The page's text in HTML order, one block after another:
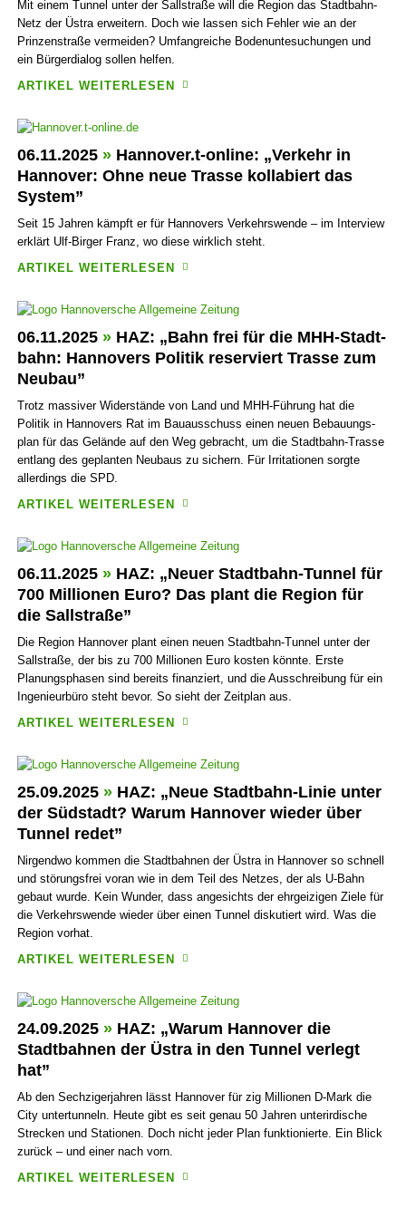
Mit einem Tunnel unter der Sall­straße will die Region das Stadt­bahn-
Netz der Üstra erweitern. Doch wie lassen sich Fehler wie an der
Prinzen­straße vermeiden? Umfang­reiche Boden­unte­suchungen und
ein Bürger­dialog sollen helfen.
ARTIKEL WEITERLESEN
06.11.2025 » Hannover.t-online: „Verkehr in
Hannover: Ohne neue Trasse kollabiert das
System”
Seit 15 Jahren kämpft er für Hannovers Verkehrs­wende – im Inter­view
erklärt Ulf-Birger Franz, wo diese wirk­lich steht.
ARTIKEL WEITERLESEN
06.11.2025 » HAZ: „Bahn frei für die MHH-Stadt­
bahn: Hannovers Politik reserviert Trasse zum
Neubau”
Trotz massiver Wider­stände von Land und MHH-Führung hat die
Politik in Hannovers Rat im Bau­aus­schuss einen neuen Bebauungs­
plan für das Gelände auf den Weg gebracht, um die Stadt­bahn-Trasse
entlang des geplanten Neubaus zu sichern. Für Irrita­tionen sorgte
allerdings die SPD.
ARTIKEL WEITERLESEN
06.11.2025 » HAZ: „Neuer Stadt­bahn-Tunnel für
700 Millionen Euro? Das plant die Region für
die Sall­straße”
Die Region Hannover plant einen neuen Stadt­bahn-Tunnel unter der
Sall­straße, der bis zu 700 Millionen Euro kosten könnte. Erste
Planungs­phasen sind bereits finanziert, und die Aus­schreibung für ein
Ingenieur­büro steht bevor. So sieht der Zeitplan aus.
ARTIKEL WEITERLESEN
25.09.2025 » HAZ: „Neue Stadtbahn-Linie unter
der Südstadt? Warum Hannover wieder über
Tunnel redet”
Nirgendwo kommen die Stadt­bahnen der Üstra in Hannover so schnell
und störungs­frei voran wie in dem Teil des Netzes, der als U-Bahn
gebaut wurde. Kein Wunder, dass ange­sichts der ehr­gei­zigen Ziele für
die Verkehrs­wende wieder über einen Tunnel diskutiert wird. Was die
Region vorhat.
ARTIKEL WEITERLESEN
24.09.2025 » HAZ: „Warum Hannover die
Stadtbahnen der Üstra in den Tunnel verlegt
hat”
Ab den Sechziger­jahren lässt Hannover für zig Millionen D-Mark die
City unter­tunneln. Heute gibt es seit genau 50 Jahren unter­irdische
Strecken und Stationen. Doch nicht jeder Plan funktio­nierte. Ein Blick
zurück – und einer nach vorn.
ARTIKEL WEITERLESEN